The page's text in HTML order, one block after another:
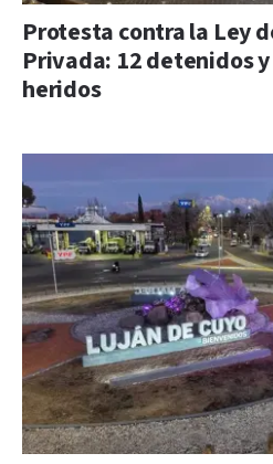
Protesta contra la Ley
Privada: 12 detenidos
heridos